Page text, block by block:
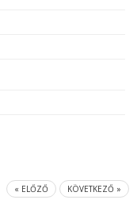
« ELŐZŐ KÖVETKEZŐ »